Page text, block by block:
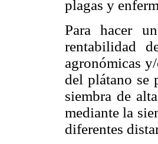
plagas y
Para hacer
rentabilidad
agronómicas
del plátano se
siembra de
mediante la
diferentes